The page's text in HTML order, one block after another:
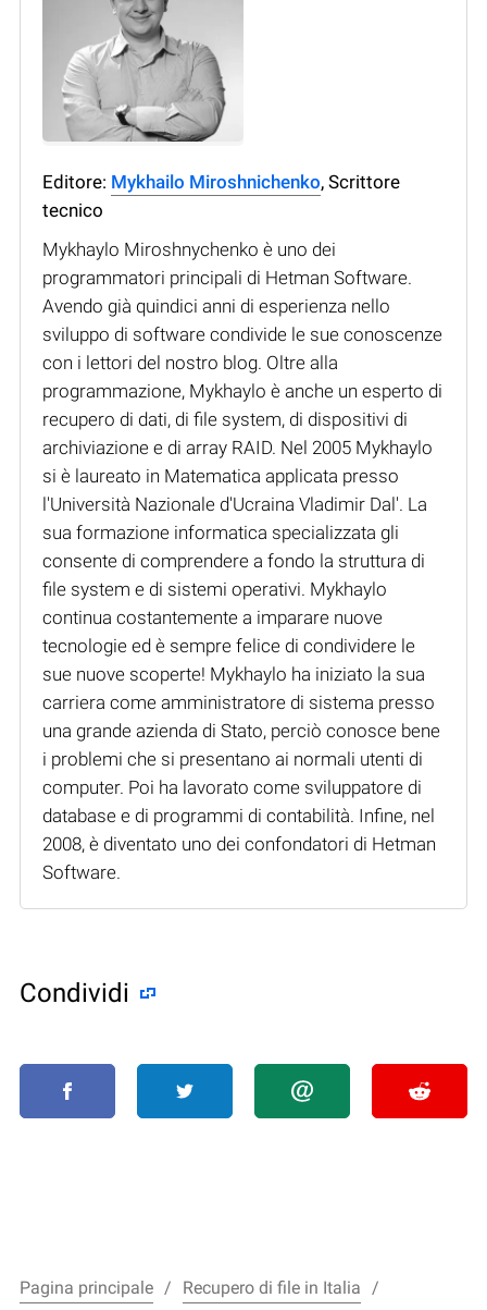
Editore: Mykhailo Miroshnichenko, Scrittore
tecnico
Mykhaylo Miroshnychenko è uno dei
programmatori principali di Hetman Software.
Avendo già quindici anni di esperienza nello
sviluppo di software condivide le sue conoscenze
con i lettori del nostro blog. Oltre alla
programmazione, Mykhaylo è anche un esperto di
recupero di dati, di file system, di dispositivi di
archiviazione e di array RAID. Nel 2005 Mykhaylo
si è laureato in Matematica applicata presso
l'Università Nazionale d'Ucraina Vladimir Dal'. La
sua formazione informatica specializzata gli
consente di comprendere a fondo la struttura di
file system e di sistemi operativi. Mykhaylo
continua costantemente a imparare nuove
tecnologie ed è sempre felice di condividere le
sue nuove scoperte! Mykhaylo ha iniziato la sua
carriera come amministratore di sistema presso
una grande azienda di Stato, perciò conosce bene
i problemi che si presentano ai normali utenti di
computer. Poi ha lavorato come sviluppatore di
database e di programmi di contabilità. Infine, nel
2008, è diventato uno dei confondatori di Hetman
Software.
Condividi
Pagina principale
Recupero di file in Italia